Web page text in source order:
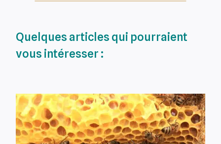
Quelques articles qui pourraient
vous intéresser :